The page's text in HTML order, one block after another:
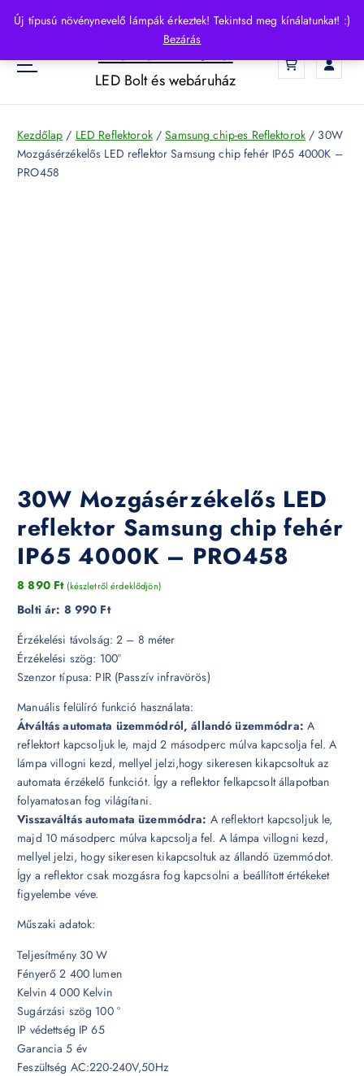
Új típusú növénynevelő lámpák érkeztek! Tekintsd meg kínálatunkat! :)
Bezárás
p
o
HelloLED.hu
LED Bolt és webáruház
Kezdőlap / LED Reflektorok/Samsung chip-es Reflektorok / 30W
Mozgásérzékelős LED reflektor Samsung chip fehér IP65 4000K –
PRO458
30W Mozgásérzékelős LED
reflektor Samsung chip fehér
IP65 4000K – PRO458
8 890 Ft (készletről érdeklődjön)
Bolti ár: 8 990 Ft
Érzékelési távolság: 2 – 8 méter
Érzékelési szög: 100°
Szenzor típusa: PIR (Passzív infravörös)
Manuális felülíró funkció használata:
Átváltás automata üzemmódról, állandó üzemmódra: A
reflektort kapcsoljuk le, majd 2 másodperc múlva kapcsolja fel. A
lámpa villogni kezd, mellyel jelzi,hogy sikeresen kikapcsoltuk az
automata érzékelő funkciót. Így a reflektor felkapcsolt állapotban
folyamatosan fog világítani.
Visszaváltás automata üzemmódra: A reflektort kapcsoljuk le,
majd 10 másodperc múlva kapcsolja fel. A lámpa villogni kezd,
mellyel jelzi, hogy sikeresen kikapcsoltuk az állandó üzemmódot.
Így a reflektor csak mozgásra fog kapcsolni a beállított értékeket
figyelembe véve.
Műszaki adatok:
Teljesítmény 30 W
Fényerő 2 400 lumen
Kelvin 4 000 Kelvin
Sugárzási szög 100 °
IP védettség IP 65
Garancia 5 év
Feszültség AC:220-240V,50Hz